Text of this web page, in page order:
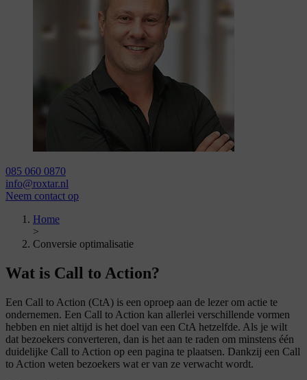
085 060 0870
info@roxtar.nl
Neem contact op
Home
>
Conversie optimalisatie
Wat is Call to Action?
Een Call to Action (CtA) is een oproep aan de lezer om actie te
ondernemen. Een Call to Action kan allerlei verschillende vormen
hebben en niet altijd is het doel van een CtA hetzelfde. Als je wilt
dat bezoekers converteren, dan is het aan te raden om minstens één
duidelijke Call to Action op een pagina te plaatsen. Dankzij een Call
to Action weten bezoekers wat er van ze verwacht wordt.